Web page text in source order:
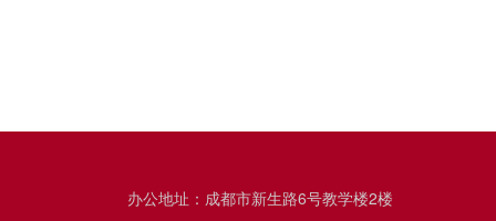
办公地址：成都市新生路6号教学楼2楼